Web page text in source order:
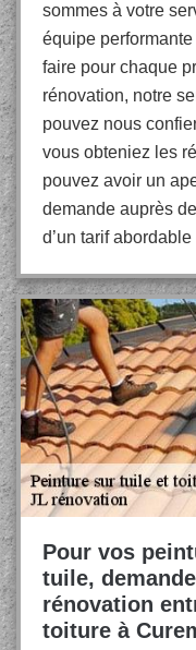
sommes à votre
équipe
faire pour chaque
rénovation, notre
pouvez nous
vous obteniez les
pouvez avoir un
demande auprès
d’un tarif
Pour vos
tuile,
rénovation
toiture à